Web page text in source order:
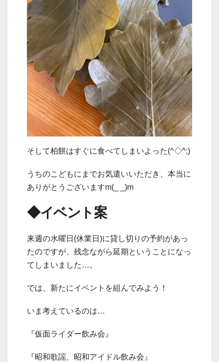
そして柏餅はすぐに食べてしまいよった(^◇^;)
うちのこどもにまでお気遣いいただき、本当に
ありがとうございますm(_ _)m
◆イベント案
来週の水曜日(休業日)に貸し切りの予約があっ
たのですが、残念ながら延期ということになっ
てしまいました…。
では、新たにイベントを組んでみよう！
いま考えているのは…
『仮面ライダー飲み会』
『昭和歌謡、昭和アイドル飲み会』